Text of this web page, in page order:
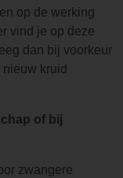
op de werking
vind je op deze
dan bij voorkeur
kruid
of bij
zwangere